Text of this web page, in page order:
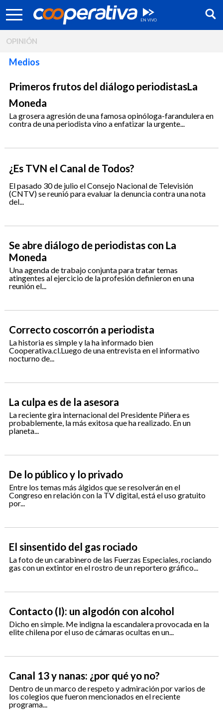
OPINIÓN
Medios
Primeros frutos del diálogo periodistasLa
Moneda
La grosera agresión de una famosa opinóloga-farandulera en
contra de una periodista vino a enfatizar la urgente...
¿Es TVN el Canal de Todos?
El pasado 30 de julio el Consejo Nacional de Televisión
(CNTV) se reunió para evaluar la denuncia contra una nota
del...
Se abre diálogo de periodistas con La
Moneda
Una agenda de trabajo conjunta para tratar temas
atingentes al ejercicio de la profesión definieron en una
reunión el...
Correcto coscorrón a periodista
La historia es simple y la ha informado bien
Cooperativa.cl.Luego de una entrevista en el informativo
nocturno de...
La culpa es de la asesora
La reciente gira internacional del Presidente Piñera es
probablemente, la más exitosa que ha realizado. En un
planeta...
De lo público y lo privado
Entre los temas más álgidos que se resolverán en el
Congreso en relación con la TV digital, está el uso gratuito
por...
El sinsentido del gas rociado
La foto de un carabinero de las Fuerzas Especiales, rociando
gas con un extintor en el rostro de un reportero gráfico...
Contacto (I): un algodón con alcohol
Dicho en simple. Me indigna la escandalera provocada en la
elite chilena por el uso de cámaras ocultas en un...
Canal 13 y nanas: ¿por qué yo no?
Dentro de un marco de respeto y admiración por varios de
los colegios que fueron mencionados en el reciente
programa...